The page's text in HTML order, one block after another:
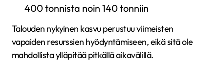
400 tonnista noin 140 tonniin
Talouden nykyinen kasvu perustuu viimeisten
vapaiden resurssien hyödyntämiseen, eikä sitä ole
mahdollista ylläpitää pitkällä aikavälillä.